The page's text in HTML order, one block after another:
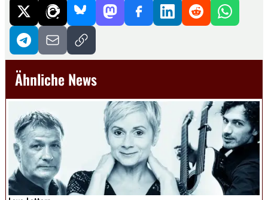
Ähnliche News